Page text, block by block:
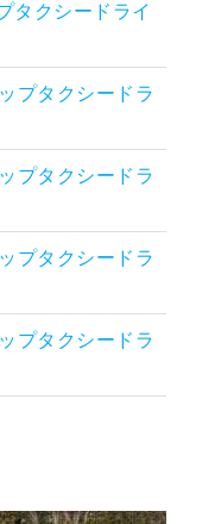
クシードライ
プタクシードラ
プタクシードラ
プタクシードラ
プタクシードラ